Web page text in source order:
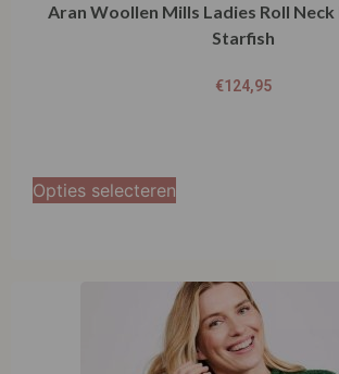
Aran Woollen Mills Ladies Roll Neck
Starfish
€124,95
Opties selecteren